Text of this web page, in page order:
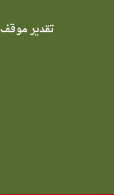
تقدير موقف